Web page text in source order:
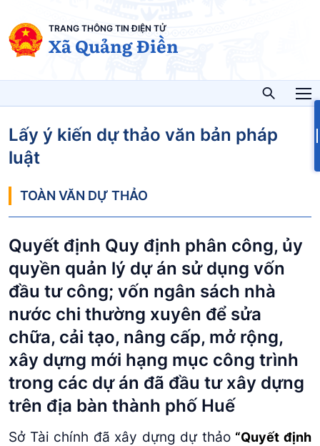
TRANG THÔNG TIN ĐIỆN TỬ
Xã Quảng Điền
Lấy ý kiến dự thảo văn bản pháp
luật
TOÀN VĂN DỰ THẢO
Quyết định Quy định phân công, ủy
quyền quản lý dự án sử dụng vốn
đầu tư công; vốn ngân sách nhà
nước chi thường xuyên để sửa
chữa, cải tạo, nâng cấp, mở rộng,
xây dựng mới hạng mục công trình
trong các dự án đã đầu tư xây dựng
trên địa bàn thành phố Huế
Sở Tài chính đã xây dựng dự thảo “Quyết định